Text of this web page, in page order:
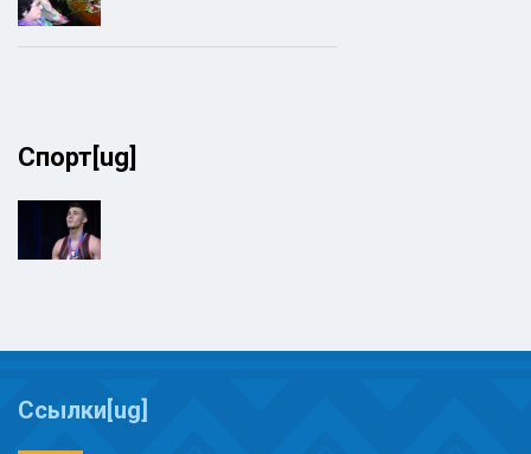
Спорт[ug]
Ссылки[ug]